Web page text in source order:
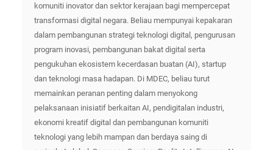
komuniti inovator dan sektor kerajaan bagi mempercepat
transformasi digital negara. Beliau mempunyai kepakaran
dalam pembangunan strategi teknologi digital, pengurusan
program inovasi, pembangunan bakat digital serta
pengukuhan ekosistem kecerdasan buatan (AI), startup
dan teknologi masa hadapan. Di MDEC, beliau turut
memainkan peranan penting dalam menyokong
pelaksanaan inisiatif berkaitan AI, pendigitalan industri,
ekonomi kreatif digital dan pembangunan komuniti
teknologi yang lebih mampan dan berdaya saing di